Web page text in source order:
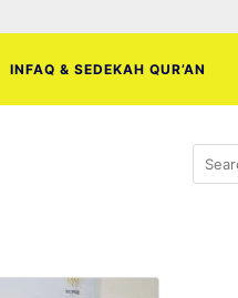
INFAQ & SEDEKAH QUR’AN
Search
for: